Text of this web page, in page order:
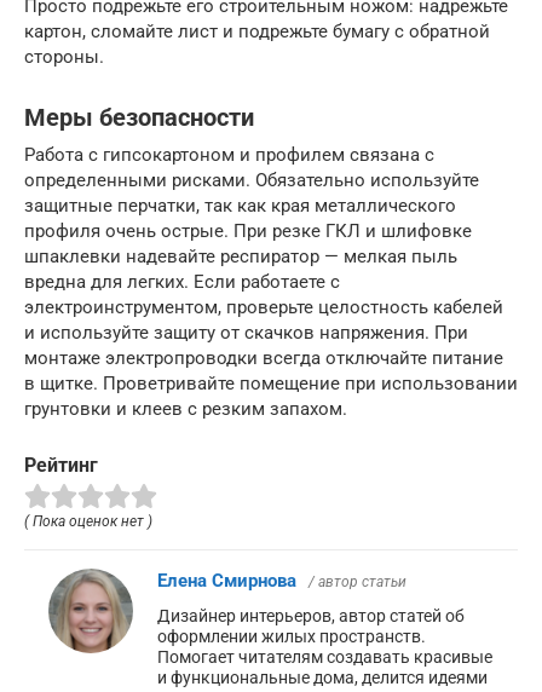
Просто подрежьте его строительным ножом: надрежьте
картон, сломайте лист и подрежьте бумагу с обратной
стороны.
Меры безопасности
Работа с гипсокартоном и профилем связана с
определенными рисками. Обязательно используйте
защитные перчатки, так как края металлического
профиля очень острые. При резке ГКЛ и шлифовке
шпаклевки надевайте респиратор — мелкая пыль
вредна для легких. Если работаете с
электроинструментом, проверьте целостность кабелей
и используйте защиту от скачков напряжения. При
монтаже электропроводки всегда отключайте питание
в щитке. Проветривайте помещение при использовании
грунтовки и клеев с резким запахом.
Рейтинг
( Пока оценок нет )
Елена Смирнова / автор статьи
Дизайнер интерьеров, автор статей об
оформлении жилых пространств.
Помогает читателям создавать красивые
и функциональные дома, делится идеями